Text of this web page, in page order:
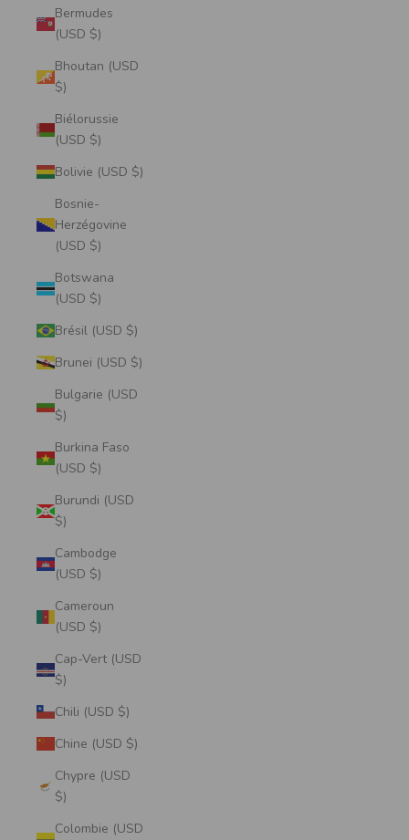
Bermudes
(USD $)
Bhoutan (USD
$)
Biélorussie
(USD $)
Bolivie (USD $)
Bosnie-
Herzégovine
(USD $)
Botswana
(USD $)
Brésil (USD $)
Brunei (USD $)
Bulgarie (USD
$)
Burkina Faso
(USD $)
Burundi (USD
$)
Cambodge
(USD $)
Cameroun
(USD $)
Cap-Vert (USD
$)
Chili (USD $)
Chine (USD $)
Chypre (USD
$)
Colombie (USD